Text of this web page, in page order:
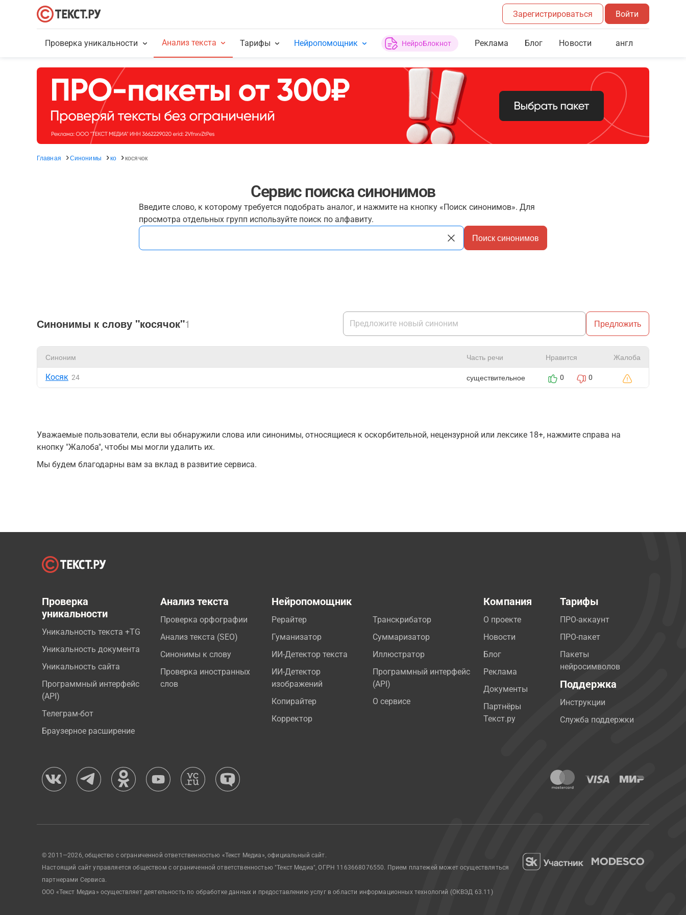
Зарегистрироваться Войти
Проверка уникальности Анализ текста Тарифы Нейропомощник НейроБлокнот Реклама Блог Новости англ
Главная Синонимы ко косячок
Сервис поиска синонимов
Введите слово, к которому требуется подобрать аналог, и нажмите на кнопку «Поиск синонимов». Для
просмотра отдельных групп используйте поиск по алфавиту.
Поиск синонимов
Синонимы к слову "косячок"1 Предложить
Синоним Часть речи Нравится Жалоба
Косяк 24 существительное 0 0
Уважаемые пользователи, если вы обнаружили слова или синонимы, относящиеся к оскорбительной, нецензурной или лексике 18+, нажмите справа на
кнопку "Жалоба", чтобы мы могли удалить их.
Мы будем благодарны вам за вклад в развитие сервиса.
Проверка
уникальности
Уникальность текста +TG
Уникальность документа
Уникальность сайта
Программный интерфейс
(API)
Телеграм-бот
Браузерное расширение
Анализ текста
Проверка орфографии
Анализ текста (SEO)
Синонимы к слову
Проверка иностранных
слов
Нейропомощник
Рерайтер
Гуманизатор
ИИ-Детектор текста
ИИ-Детектор
изображений
Копирайтер
Корректор
Транскрибатор
Суммаризатор
Иллюстратор
Программный интерфейс
(API)
О сервисе
Компания
О проекте
Новости
Блог
Реклама
Документы
Партнёры
Текст.ру
Тарифы
ПРО-аккаунт
ПРО-пакет
Пакеты
нейросимволов
Поддержка
Инструкции
Служба поддержки
© 2011—2026, общество с ограниченной ответственностью «Текст Медиа», официальный сайт.
Настоящий сайт управляется обществом с ограниченной ответственностью "Текст Медиа", ОГРН 1163668076550. Прием платежей может осуществляться
партнерами Сервиса.
ООО «Текст Медиа» осуществляет деятельность по обработке данных и предоставлению услуг в области информационных технологий (ОКВЭД 63.11)